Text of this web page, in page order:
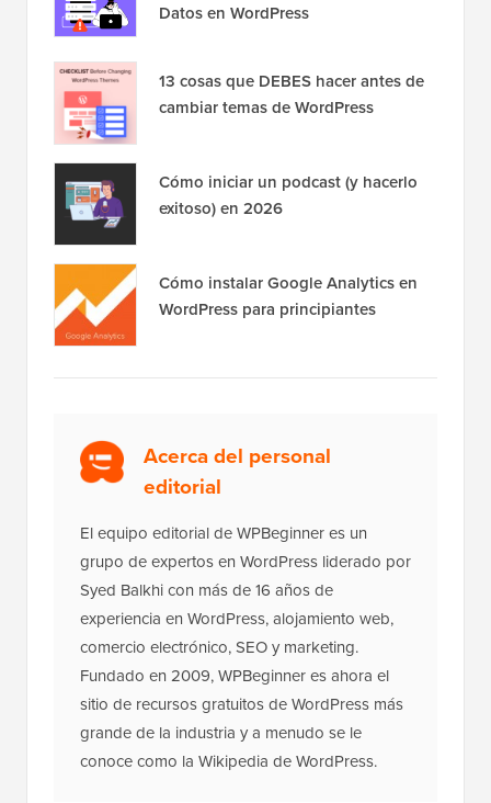
Datos en WordPress
13 cosas que DEBES hacer antes de
cambiar temas de WordPress
Cómo iniciar un podcast (y hacerlo
exitoso) en 2026
Cómo instalar Google Analytics en
WordPress para principiantes
Acerca del personal
editorial
El equipo editorial de WPBeginner es un
grupo de expertos en WordPress liderado por
Syed Balkhi con más de 16 años de
experiencia en WordPress, alojamiento web,
comercio electrónico, SEO y marketing.
Fundado en 2009, WPBeginner es ahora el
sitio de recursos gratuitos de WordPress más
grande de la industria y a menudo se le
conoce como la Wikipedia de WordPress.